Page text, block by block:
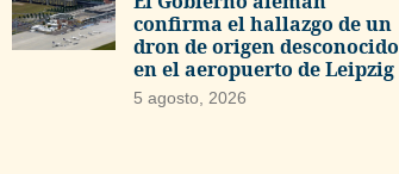
confirma el hallazgo de un
dron de origen desconocido
en el aeropuerto de Leipzig
5 agosto, 2026